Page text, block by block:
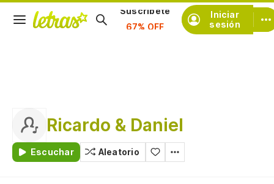
Iniciar
sesión
Ricardo & Daniel
Escuchar Aleatorio